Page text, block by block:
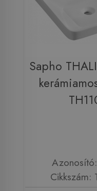
Sapho
Cikkszám: